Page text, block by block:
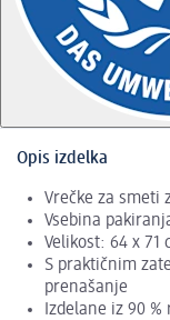
Opis izdelka
Vrečke za smeti
Vsebina
Velikost: 64 x 71
S praktičnim
prenašanje
Izdelane iz 90